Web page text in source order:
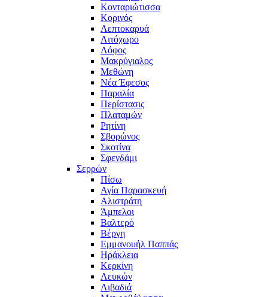
Κονταριώτισσα
Κορινός
Λεπτοκαρυά
Λιτόχωρο
Λόφος
Μακρύγιαλος
Μεθώνη
Νέα Έφεσος
Παραλία
Περίστασις
Πλαταμών
Ρητίνη
Σβορώνος
Σκοτίνα
Σφενδάμι
Σερρών
Πίσω
Αγία Παρασκευή
Αλιστράτη
Άμπελοι
Βαλτερό
Βέργη
Εμμανουήλ Παππάς
Ηράκλεια
Κερκίνη
Λευκών
Λιβαδιά